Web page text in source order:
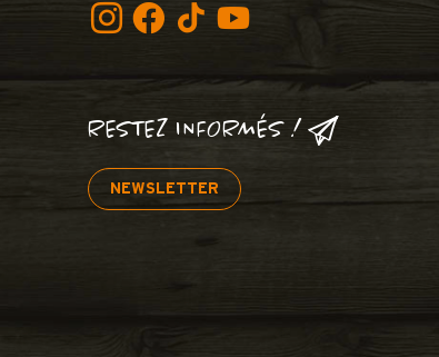
RESTEZ INFORMÉS !
NEWSLETTER